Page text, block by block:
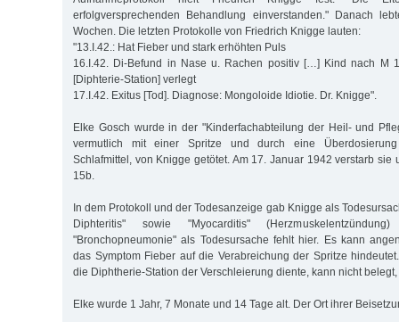
erfolgversprechenden Behandlung einverstanden." Danach
Wochen. Die letzten Protokolle von Friedrich Knigge lauten:
"13.I.42.: Hat Fieber und stark erhöhten Puls
16.I.42. Di-Befund in Nase u. Rachen positiv […] Kind nach M
[Diphterie-Station] verlegt
17.I.42. Exitus [Tod]. Diagnose: Mongoloide Idiotie. Dr. Knigge".
Elke Gosch wurde in der "Kinderfachabteilung der Heil- und
vermutlich mit einer Spritze und durch eine
Schlafmittel, von Knigge getötet. Am 17. Januar 1942 verstarb sie
15b.
In dem Protokoll und der Todesanzeige gab Knigge als
Diphteritis" sowie "Myocarditis"
"Bronchopneumonie" als Todesursache fehlt hier. Es kann
das Symptom Fieber auf die Verabreichung der Spritze
die Diphtherie-Station der Verschleierung diente, kann nicht
Elke wurde 1 Jahr, 7 Monate und 14 Tage alt. Der Ort ihrer